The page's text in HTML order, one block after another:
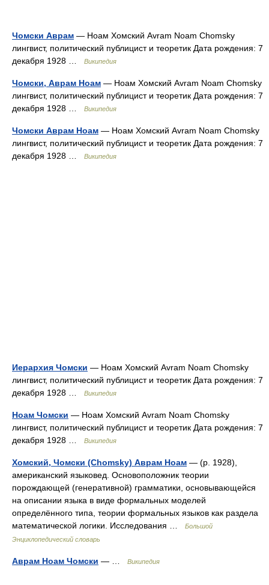
Чомски Аврам — Ноам Хомский Avram Noam Chomsky
лингвист, политический публицист и теоретик Дата рождения: 7
декабря 1928 …
Википедия
Чомски, Аврам Ноам — Ноам Хомский Avram Noam Chomsky
лингвист, политический публицист и теоретик Дата рождения: 7
декабря 1928 …
Википедия
Чомски Аврам Ноам — Ноам Хомский Avram Noam Chomsky
лингвист, политический публицист и теоретик Дата рождения: 7
декабря 1928 …
Википедия
Иерархия Чомски — Ноам Хомский Avram Noam Chomsky
лингвист, политический публицист и теоретик Дата рождения: 7
декабря 1928 …
Википедия
Ноам Чомски — Ноам Хомский Avram Noam Chomsky
лингвист, политический публицист и теоретик Дата рождения: 7
декабря 1928 …
Википедия
Хомский, Чомски (Chomsky) Аврам Ноам — (р. 1928),
американский языковед. Основоположник теории
порождающей (генеративной) грамматики, основывающейся
на описании языка в виде формальных моделей
определённого типа, теории формальных языков как раздела
математической логики. Исследования …
Большой
Энциклопедический словарь
Аврам Ноам Чомски — … Википедия